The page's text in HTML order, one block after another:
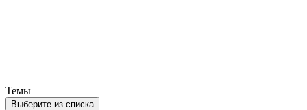
Темы
Выберите из списка